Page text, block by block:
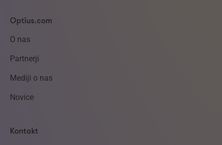
Optius.com
O nas
Partnerji
Mediji o nas
Novice
Kontakt